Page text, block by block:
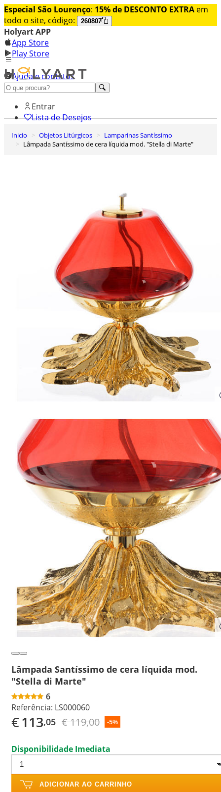
Especial São Lourenço: 15% de DESCONTO EXTRA em
todo o site, código:
260807
Holyart APP
App Store
Play Store
Ajuda e contatos
Conheça premium
Entrar
Lista de Desejos
0
Carrinho de Compras
Inicio Objetos Litúrgicos
Lamparinas Santíssimo
Lâmpada Santíssimo de cera líquida mod. "Stella di Marte"
Lâmpada Santíssimo de cera líquida mod.
"Stella di Marte"
6
Referência: LS000060
€113,05 € 119,00 -5%
Disponibilidade Imediata
ADICIONAR AO CARRINHO